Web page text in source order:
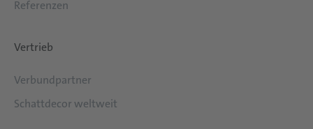
Referenzen
Vertrieb
Verbundpartner
Schattdecor weltweit